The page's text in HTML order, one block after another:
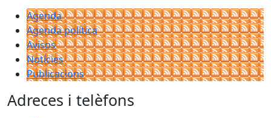
Agenda
Agenda política
Avisos
Notícies
Publicacions
Adreces i telèfons